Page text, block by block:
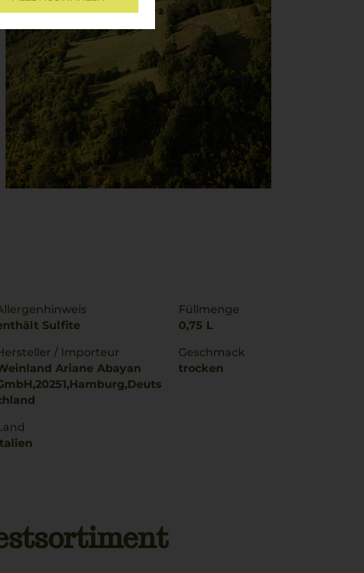
Sulfite
/ Importeur
Ariane Abayan
Füllmenge
0,75 L
Geschmack
trocken